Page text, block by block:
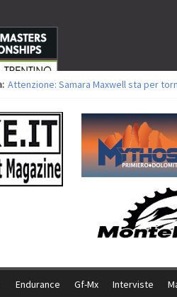
Attenzione: Samara Maxwell sta per
Europei XCO: vittorie per Ghibaudo,
35ª Marathon Bike della Brianza:
Europei MTB: il Team Relay firma il
Endurance Gf-Mx Interviste